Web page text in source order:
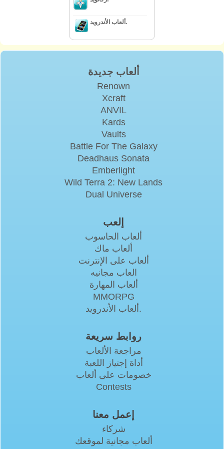
ألعاب الأندرويد.
ألعاب جديدة
Renown
Xcraft
ANVIL
Kards
Vaults
Battle For The Galaxy
Deadhaus Sonata
Emberlight
Wild Terra 2: New Lands
Dual Universe
إلعب
ألعاب الحاسوب
ألعاب ماك
ألعاب على الإنترنت
العاب مجانيه
ألعاب المهارة
MMORPG
ألعاب الأندرويد.
روابط سريعة
مراجعة الألعاب
أداة إجتياز اللعبة
خصومات على ألعاب
Contests
إعمل معنا
شركاء
ألعاب مجانية لموقعك